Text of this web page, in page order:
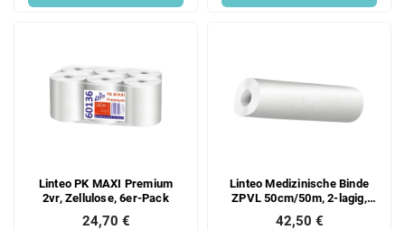
Linteo PK MAXI Premium
2vr, Zellulose, 6er-Pack
24,70 €
Linteo Medizinische Binde
ZPVL 50cm/50m, 2-lagig,
Zellstoff, 9er Packung
42,50 €